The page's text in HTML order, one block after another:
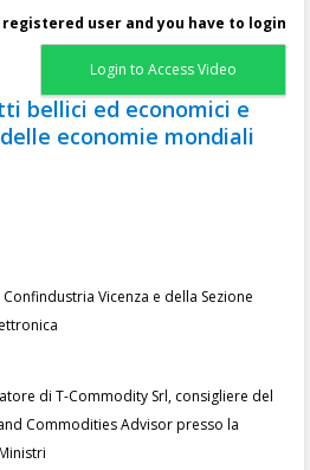
user and you have to login
Login to Access Video
bellici ed economici e
economie mondiali
Vicenza e della Sezione
di T-Commodity Srl, consigliere del
Commodities Advisor presso la